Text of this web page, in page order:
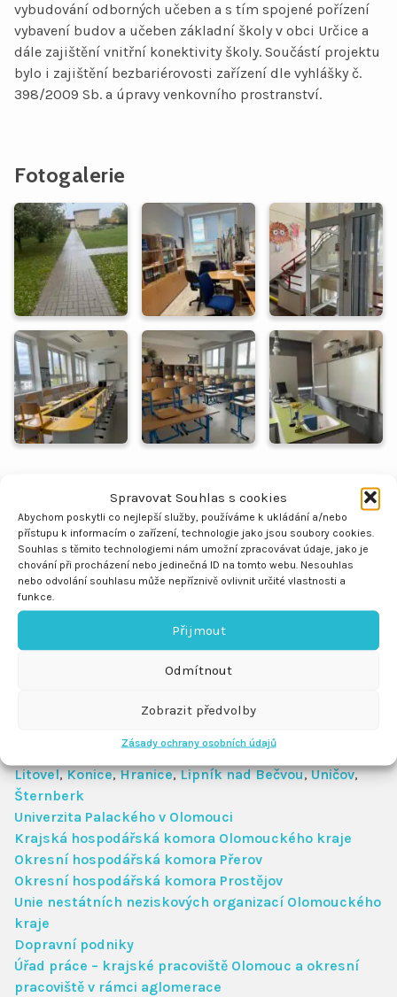
Spravovat Souhlas s cookies
Abychom poskytli co nejlepší služby, používáme k ukládání a/nebo
přístupu k informacím o zařízení, technologie jako jsou soubory cookies.
Souhlas s těmito technologiemi nám umožní zpracovávat údaje, jako je
chování při procházení nebo jedinečná ID na tomto webu. Nesouhlas
nebo odvolání souhlasu může nepříznivě ovlivnit určité vlastnosti a
funkce.
Přijmout
Odmítnout
Zobrazit předvolby
Zásady ochrany osobních údajů
vybudování odborných učeben a s tím spojené pořízení
vybavení budov a učeben základní školy v obci Určice a
dále zajištění vnitřní konektivity školy. Součástí projektu
bylo i zajištění bezbariérovosti zařízení dle vyhlášky č.
398/2009 Sb. a úpravy venkovního prostranství.
Fotogalerie
Partneři
Statutární město Přerov
Olomoucký kraj
Litovel,Konice,Hranice,Lipník nad Bečvou,Uničov,
Šternberk
Univerzita Palackého v Olomouci
Krajská hospodářská komora Olomouckého kraje
Okresní hospodářská komora Přerov
Okresní hospodářská komora Prostějov
Unie nestátních neziskových organizací Olomouckého
kraje
Dopravní podniky
Úřad práce – krajské pracoviště Olomouc a okresní
pracoviště v rámci aglomerace